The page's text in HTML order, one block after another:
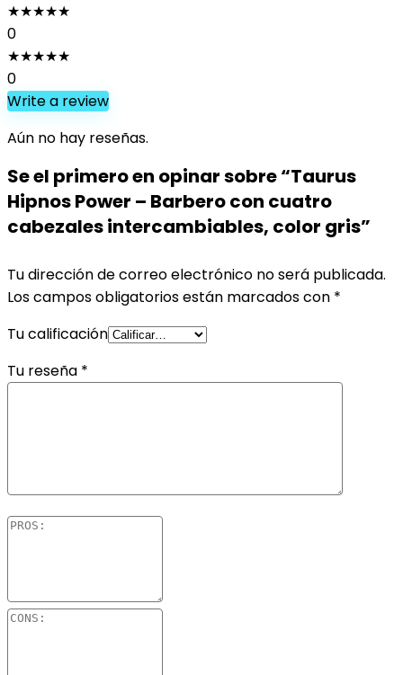
★★★★★
0
★★★★★
0
Write a review
Aún no hay reseñas.
Se el primero en opinar sobre “Taurus
Hipnos Power – Barbero con cuatro
cabezales intercambiables, color gris”
Tu dirección de correo electrónico no será publicada.
Los campos obligatorios están marcados con *
Tu calificación
Tu reseña *